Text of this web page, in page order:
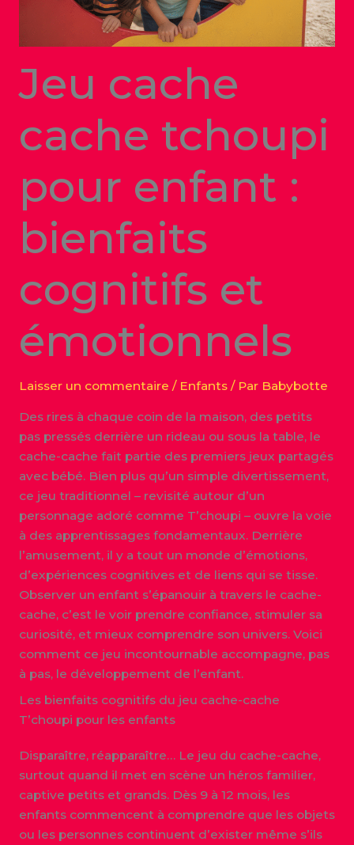
Jeu cache
cache tchoupi
pour enfant :
bienfaits
cognitifs et
émotionnels
Laisser un commentaire / Enfants/ Par Babybotte
Des rires à chaque coin de la maison, des petits
pas pressés derrière un rideau ou sous la table, le
cache-cache fait partie des premiers jeux partagés
avec bébé. Bien plus qu’un simple divertissement,
ce jeu traditionnel – revisité autour d’un
personnage adoré comme T’choupi – ouvre la voie
à des apprentissages fondamentaux. Derrière
l’amusement, il y a tout un monde d’émotions,
d’expériences cognitives et de liens qui se tisse.
Observer un enfant s’épanouir à travers le cache-
cache, c’est le voir prendre confiance, stimuler sa
curiosité, et mieux comprendre son univers. Voici
comment ce jeu incontournable accompagne, pas
à pas, le développement de l’enfant.
Les bienfaits cognitifs du jeu cache-cache
T’choupi pour les enfants
Disparaître, réapparaître… Le jeu du cache-cache,
surtout quand il met en scène un héros familier,
captive petits et grands. Dès 9 à 12 mois, les
enfants commencent à comprendre que les objets
ou les personnes continuent d’exister même s’ils